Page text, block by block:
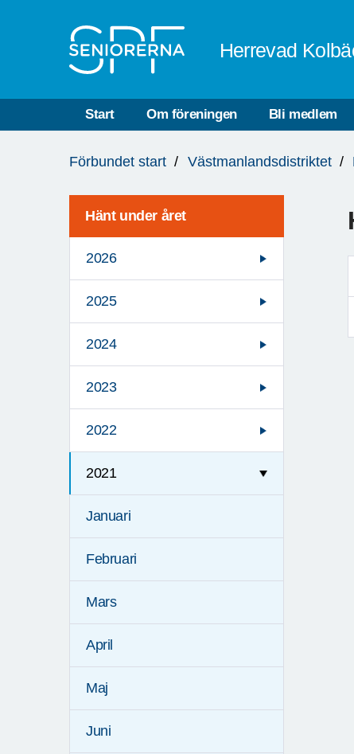
Herrevad
Start Om föreningen Bli medlem
är
Förbundet start Västmanlandsdistriktet
Hänt under året
2026
2025
2024
2023
2022
2021
Januari
Februari
Mars
April
Maj
Juni